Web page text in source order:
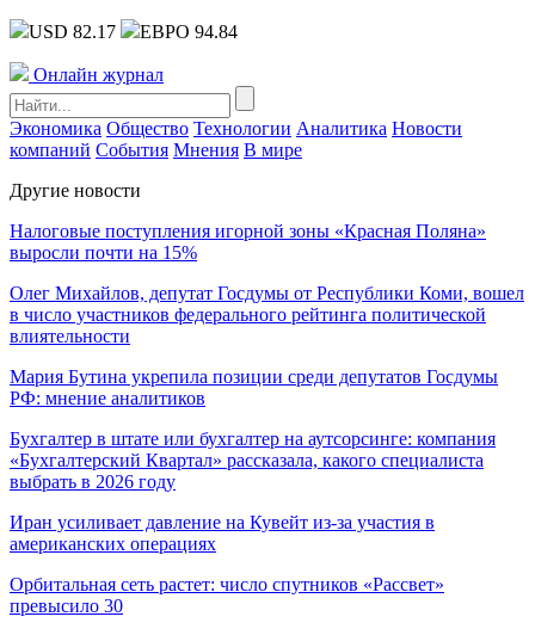
USD 82.17 ЕВРО 94.84
Онлайн журнал
Экономика Общество Технологии Аналитика Новости
компаний События Мнения В мире
Другие новости
Налоговые поступления игорной зоны «Красная Поляна»
выросли почти на 15%
Олег Михайлов, депутат Госдумы от Республики Коми, вошел
в число участников федерального рейтинга политической
влиятельности
Мария Бутина укрепила позиции среди депутатов Госдумы
РФ: мнение аналитиков
Бухгалтер в штате или бухгалтер на аутсорсинге: компания
«Бухгалтерский Квартал» рассказала, какого специалиста
выбрать в 2026 году
Иран усиливает давление на Кувейт из-за участия в
американских операциях
Орбитальная сеть растет: число спутников «Рассвет»
превысило 30